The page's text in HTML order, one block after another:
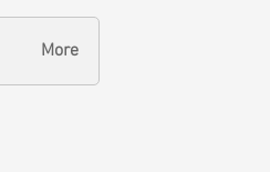
More